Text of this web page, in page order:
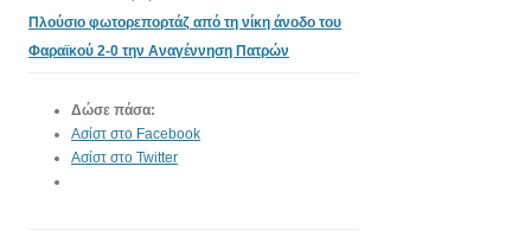
Πλούσιο φωτορεπορτάζ από τη νίκη άνοδο του
Φαραϊκού 2-0 την Αναγέννηση Πατρών
Δώσε πάσα:
Ασίστ στο Facebook
Ασίστ στο Twitter